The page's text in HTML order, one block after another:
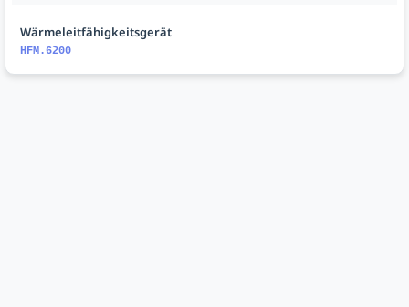
Wärmeleitfähigkeitsgerät
HFM.6200